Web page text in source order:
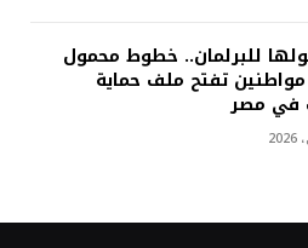
للبرلمان.. خطوط محمول
تفتح ملف حماية
في مصر